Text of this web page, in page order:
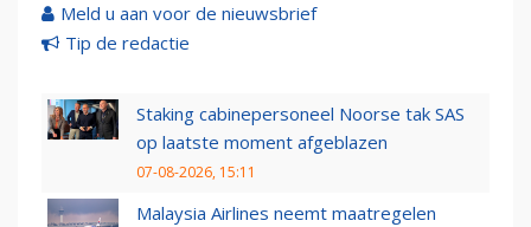
Meld u aan voor de nieuwsbrief
Tip de redactie
Staking cabinepersoneel Noorse tak SAS
op laatste moment afgeblazen
07-08-2026, 15:11
Malaysia Airlines neemt maatregelen